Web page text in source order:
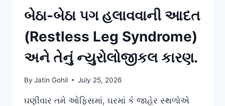
બેઠા-બેઠા પગ હલાવવાની આદત
(Restless Leg Syndrome)
અને તેનું ન્યુરોલોજીકલ કારણ.
By Jatin Gohil July 25, 2026
ઘણીવાર તમે ઓફિસમાં, ઘરમાં કે જાહેર સ્થળોએ